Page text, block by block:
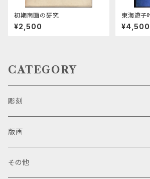
初期南画の研究
¥2,500
東海遊子
¥4,500
CATEGORY
彫刻
版画
その他